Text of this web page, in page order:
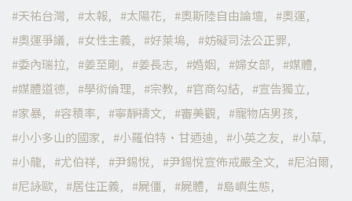
天祐台灣
太報 太陽花 奧斯陸自由論壇
奧運
奧運爭議
女性主義 好萊塢
妨礙司法公正罪
委內瑞拉
姜至剛 姜長志 婚姻 婦女部
媒體
媒體道德
學術倫理 宗教 官商勾結
宣告獨立
家暴
容積率 寧靜禱文 審美觀
寵物店男孩
小小多山的國家
小羅伯特·甘迺迪 小英之友
小草
小龍
尤伯祥 尹錫悅 尹錫悅宣佈戒嚴全文
尼泊爾
尼詠歐
居住正義 屍僵 屍體
島嶼生態